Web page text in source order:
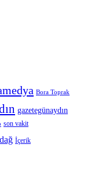
Bora Toprak
gazetegünaydın
son vakit
İçerik